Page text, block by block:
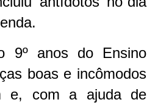
9º anos do Ensino
boas e incômodos
e, com a ajuda de